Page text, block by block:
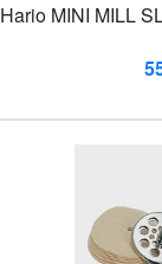
Hario MINI MILL